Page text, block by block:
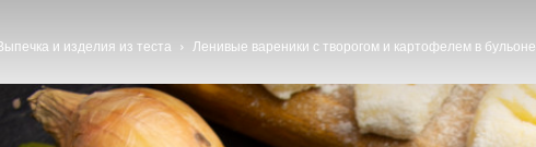
и изделия из теста Ленивые вареники с творогом и картофелем в бульоне